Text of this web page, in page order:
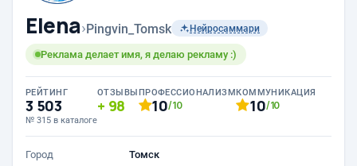
Elena›Pingvin_Tomsk Нейросаммари
Реклама делает имя, я делаю рекламу :)
РЕЙТИНГ
3 503
№ 315 в каталоге
ОТЗЫВЫ
98
ПРОФЕССИОНАЛИЗМ
10/10
КОММУНИКАЦИЯ
10/10
Город
Томск